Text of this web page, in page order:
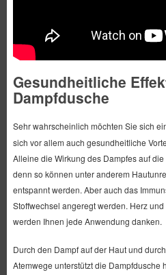
Gesundheitliche
Dampfdusche
Sehr wahrscheinlich möchten Sie sich
sich vor allem auch gesundheitliche
Alleine die Wirkung des Dampfes auf
denn so können unter anderem
entspannt werden. Aber auch das
Stoffwechsel angeregt werden. Herz
werden Ihnen jede Anwendung danken.
Durch den Dampf auf der Haut und
Atemwege unterstützt die Dampfdusche